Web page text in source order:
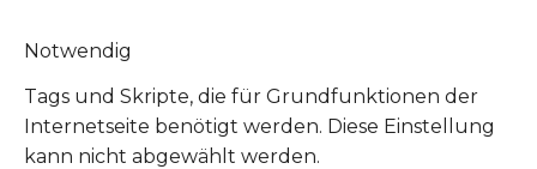
Notwendig
Tags und Skripte, die für Grundfunktionen der
Internetseite benötigt werden. Diese Einstellung
kann nicht abgewählt werden.